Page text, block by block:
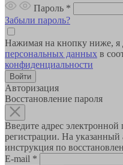
Пароль *
Забыли пароль?
Нажимая на кнопку ниже, я
персональных данных в
конфиденциальности
Авторизация
Восстановление пароля
Введите адрес
регистрации. На указанный
инструкция по
E-mail *